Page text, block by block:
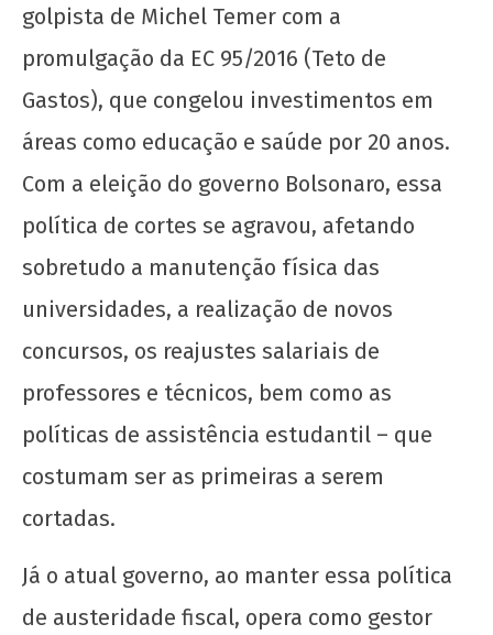
golpista de Michel Temer com a
promulgação da EC 95/2016 (Teto de
Gastos), que congelou investimentos em
áreas como educação e saúde por 20 anos.
Com a eleição do governo Bolsonaro, essa
política de cortes se agravou, afetando
sobretudo a manutenção física das
universidades, a realização de novos
concursos, os reajustes salariais de
professores e técnicos, bem como as
políticas de assistência estudantil – que
costumam ser as primeiras a serem
cortadas.
Já o atual governo, ao manter essa política
de austeridade fiscal, opera como gestor